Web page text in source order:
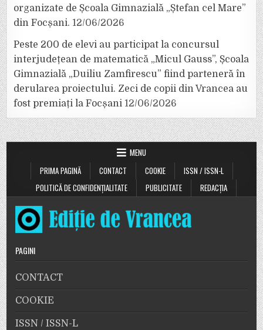
organizate de Școala Gimnazială „Ștefan cel Mare”
din Focșani. 12/06/2026
Peste 200 de elevi au participat la concursul
interjudețean de matematică „Micul Gauss”, Școala
Gimnazială „Duiliu Zamfirescu” fiind parteneră în
derularea proiectului. Zeci de copii din Vrancea au
fost premiați la Focșani 12/06/2026
MENU
PRIMA PAGINĂ
CONTACT COOKIE
ISSN / ISSN-L
POLITICĂ DE CONFIDENȚIALITATE
PUBLICITATE REDACȚIA
PAGINI
CONTACT
COOKIE
ISSN / ISSN-L